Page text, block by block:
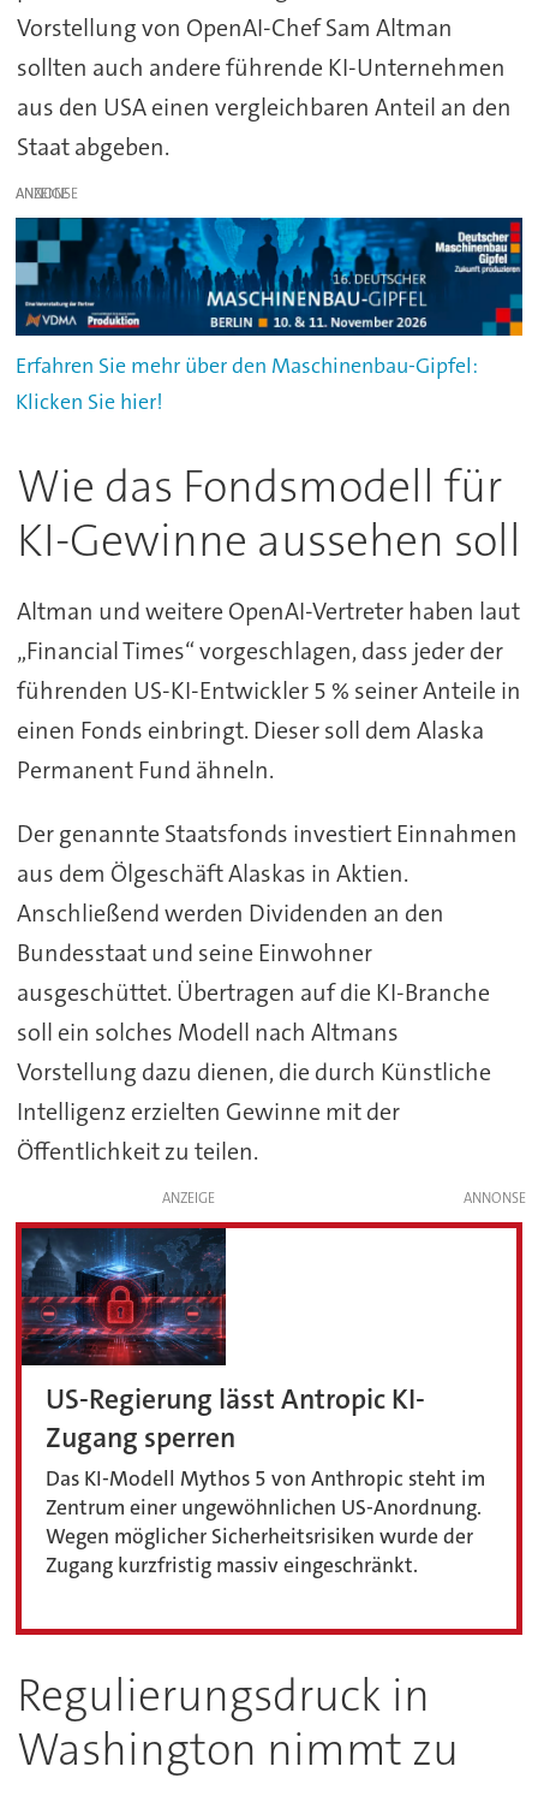
Vorstellung von OpenAI-Chef Sam Altman
sollten auch andere führende KI-Unternehmen
aus den USA einen vergleichbaren Anteil an den
Staat abgeben.
ANZEIGE
Erfahren Sie mehr über den Maschinenbau-Gipfel:
Klicken Sie hier!
Wie das Fondsmodell für
KI-Gewinne aussehen soll
Altman und weitere OpenAI-Vertreter haben laut
„Financial Times“ vorgeschlagen, dass jeder der
führenden US-KI-Entwickler 5 % seiner Anteile in
einen Fonds einbringt. Dieser soll dem Alaska
Permanent Fund ähneln.
Der genannte Staatsfonds investiert Einnahmen
aus dem Ölgeschäft Alaskas in Aktien.
Anschließend werden Dividenden an den
Bundesstaat und seine Einwohner
ausgeschüttet. Übertragen auf die KI-Branche
soll ein solches Modell nach Altmans
Vorstellung dazu dienen, die durch Künstliche
Intelligenz erzielten Gewinne mit der
Öffentlichkeit zu teilen.
ANZEIGE
US-Regierung lässt Antropic KI-
Zugang sperren
Das KI-Modell Mythos 5 von Anthropic steht im
Zentrum einer ungewöhnlichen US-Anordnung.
Wegen möglicher Sicherheitsrisiken wurde der
Zugang kurzfristig massiv eingeschränkt.
Regulierungsdruck in
Washington nimmt zu